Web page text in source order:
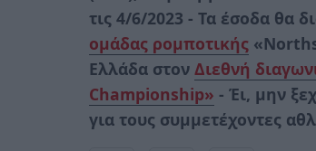
τις 4/6/2023 - Τα έσοδα θα
ομάδας ρομποτικής
Ελλάδα στον Διεθνή
Championship» - Έι, μην
για τους συμμετέχοντες